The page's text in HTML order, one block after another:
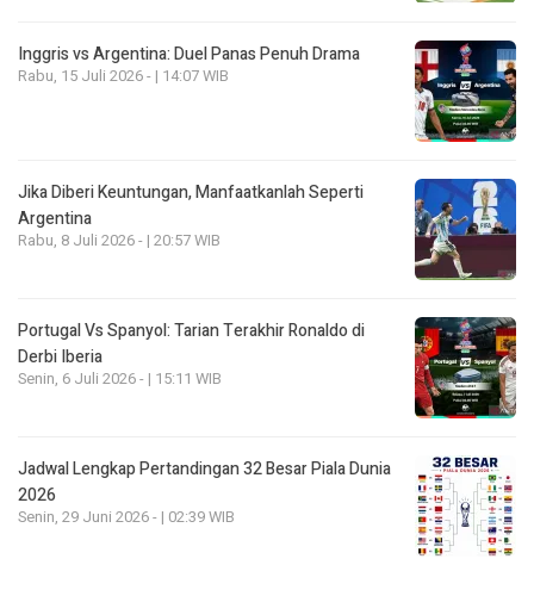
Inggris vs Argentina: Duel Panas Penuh Drama
Rabu, 15 Juli 2026 - | 14:07 WIB
Jika Diberi Keuntungan, Manfaatkanlah Seperti
Argentina
Rabu, 8 Juli 2026 - | 20:57 WIB
Portugal Vs Spanyol: Tarian Terakhir Ronaldo di
Derbi Iberia
Senin, 6 Juli 2026 - | 15:11 WIB
Jadwal Lengkap Pertandingan 32 Besar Piala Dunia
2026
Senin, 29 Juni 2026 - | 02:39 WIB